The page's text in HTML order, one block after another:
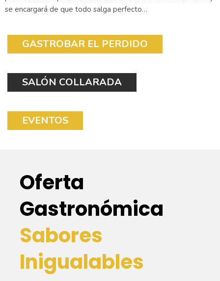
se encargará de que todo salga perfecto…
GASTROBAR EL PERDIDO
SALÓN COLLARADA
EVENTOS
Oferta
Gastronómica
Sabores
Inigualables